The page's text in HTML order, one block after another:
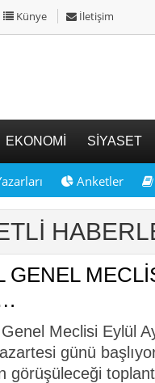
Künye İletişim
EKONOMİ SİYASET
Anketler
GENEL
Meclisi Eylül
günü
görüşüleceği